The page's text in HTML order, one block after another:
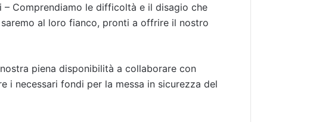
Comprendiamo le difficoltà e il disagio che
al loro fianco, pronti a offrire il nostro
piena disponibilità a collaborare con
i necessari fondi per la messa in sicurezza del